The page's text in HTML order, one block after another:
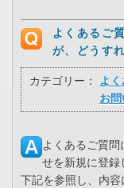
よくあるご
が、どうす
カテゴリー：
よ
お
よくあるご質
せを新規に登録
下記を参照し、内容